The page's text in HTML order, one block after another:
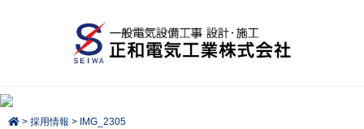
> 採用情報 > IMG_2305